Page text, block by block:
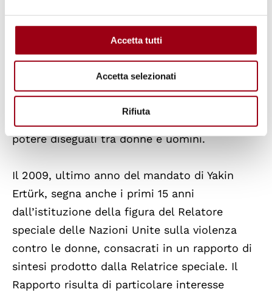
Accetta tutti
Accetta selezionati
Rifiuta
sull’universalità del fenomeno, sulla
moltitudine di forme in cui esso si manifesta,
sull’interdipendenza delle diverse tipologie di
potere diseguali tra donne e uomini.
Il 2009, ultimo anno del mandato di Yakin
Ertürk, segna anche i primi 15 anni
dall’istituzione della figura del Relatore
speciale delle Nazioni Unite sulla violenza
contro le donne, consacrati in un rapporto di
sintesi prodotto dalla Relatrice speciale. Il
Rapporto risulta di particolare interesse